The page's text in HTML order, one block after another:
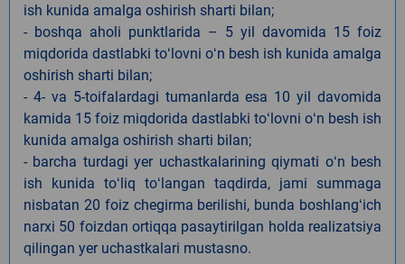
ish kunida amalga oshirish sharti bilan;
- boshqa aholi punktlarida – 5 yil davomida 15 foiz
miqdorida dastlabki toʻlovni oʻn besh ish kunida amalga
oshirish sharti bilan;
- 4- va 5-toifalardagi tumanlarda esa 10 yil davomida
kamida 15 foiz miqdorida dastlabki toʻlovni oʻn besh ish
kunida amalga oshirish sharti bilan;
- barcha turdagi yer uchastkalarining qiymati oʻn besh
ish kunida toʻliq toʻlangan taqdirda, jami summaga
nisbatan 20 foiz chegirma berilishi, bunda boshlangʻich
narxi 50 foizdan ortiqqa pasaytirilgan holda realizatsiya
qilingan yer uchastkalari mustasno.